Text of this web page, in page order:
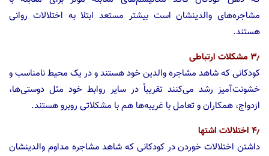
مشاجره‌های والدینشان است بیشتر مستعد ابتلا به اختلالات روانی
هستند.
۳٫ مشکلات ارتباطی
کودکانی که شاهد مشاجره والدین خود هستند و در یک محیط نامناسب و
خشونت‌آمیز رشد می‌کنند تقریباً در سایر روابط خود مثل دوستی‌ها،
ازدواج، همکاران و تعامل با غریبه‌ها هم با مشکلاتی روبرو هستند.
۴٫ اختلالات اشتها
داشتن اختلالات خوردن در کودکانی که شاهد مشاجره مداوم والدینشان